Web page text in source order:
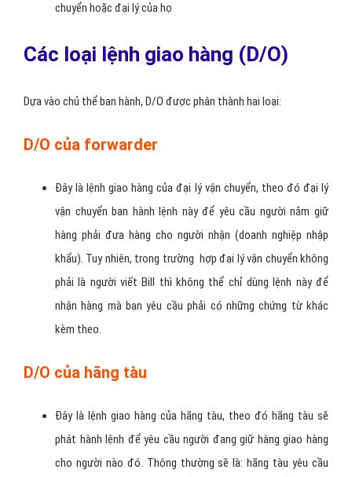
chuyển hoặc đại lý của họ
Các loại lệnh giao hàng (D/O)
Dựa vào chủ thể ban hành, D/O được phân thành hai loại:
D/O của forwarder
Đây là lệnh giao hàng của đại lý vận chuyển, theo đó đại lý
vận chuyển ban hành lệnh này để yêu cầu người nắm giữ
hàng phải đưa hàng cho người nhận (doanh nghiệp nhập
khẩu). Tuy nhiên, trong trường hợp đại lý vận chuyển không
phải là người viết Bill thì không thể chỉ dùng lệnh này để
nhận hàng mà bạn yêu cầu phải có những chứng từ khác
kèm theo.
D/O của hãng tàu
Đây là lệnh giao hàng của hãng tàu, theo đó hãng tàu sẽ
phát hành lệnh để yêu cầu người đang giữ hàng giao hàng
cho người nào đó. Thông thường sẽ là: hãng tàu yêu cầu